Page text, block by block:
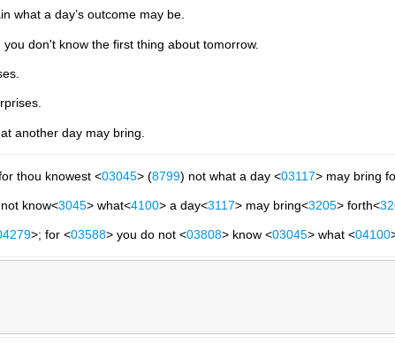
what a day’s outcome may be.
don't know the first thing about tomorrow.
another day may bring.
thou knowest <03045> (8799) not what a day <03117> may bring
know<3045> what<4100> a day<3117> may bring<3205> forth<
>; for <03588> you do not <03808> know <03045> what <04100